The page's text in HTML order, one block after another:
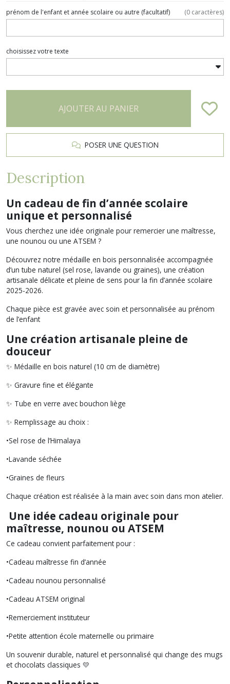
prénom de l'enfant et année scolaire ou autre (facultatif) (0 caractères)
choisissez votre texte
AJOUTER AU PANIER
POSER UNE QUESTION
Description
Un cadeau de fin d’année scolaire
unique et personnalisé
Vous cherchez une idée originale pour remercier une maîtresse,
une nounou ou une ATSEM ?
Découvrez notre médaille en bois personnalisée accompagnée
d’un tube naturel (sel rose, lavande ou graines), une création
artisanale délicate et pleine de sens pour la fin d’année scolaire
2025-2026.
Chaque pièce est gravée avec soin et personnalisée au prénom
de l’enfant
Une création artisanale pleine de
douceur
✨ Médaille en bois naturel (10 cm de diamètre)
✨ Gravure fine et élégante
✨ Tube en verre avec bouchon liège
✨ Remplissage au choix :
•Sel rose de l’Himalaya
•Lavande séchée
•Graines de fleurs
Chaque création est réalisée à la main avec soin dans mon atelier.
Une idée cadeau originale pour
maîtresse, nounou ou ATSEM
Ce cadeau convient parfaitement pour :
•Cadeau maîtresse fin d’année
•Cadeau nounou personnalisé
•Cadeau ATSEM original
•Remerciement instituteur
•Petite attention école maternelle ou primaire
Un souvenir durable, naturel et personnalisé qui change des mugs
et chocolats classiques 💛